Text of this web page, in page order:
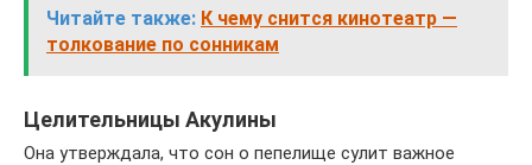
Читайте также: К чему снится кинотеатр —
толкование по сонникам
Целительницы Акулины
Она утверждала, что сон о пепелище сулит важное